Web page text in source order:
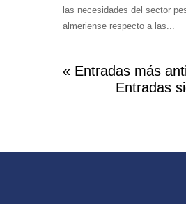
las necesidades del sector
almeriense respecto a las...
« Entradas más
Entradas